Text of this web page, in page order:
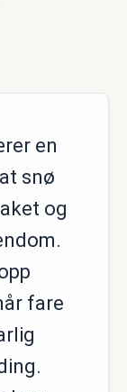
en
snø
og
fare